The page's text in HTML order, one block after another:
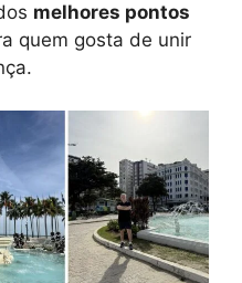
melhores pontos
quem gosta de unir